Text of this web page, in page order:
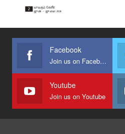
Facebook
Join us on Facebook
Youtube
Join us on Youtube